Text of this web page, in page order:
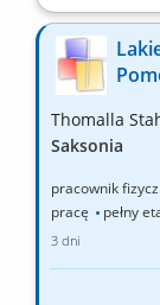
montaż i
schematów
profili
metodą MIG
Thomalla
Saksonia
pracownik
pracę
pełny
3 dni